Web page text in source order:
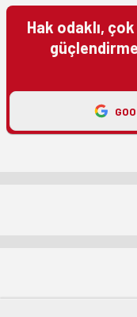
Hak odaklı,